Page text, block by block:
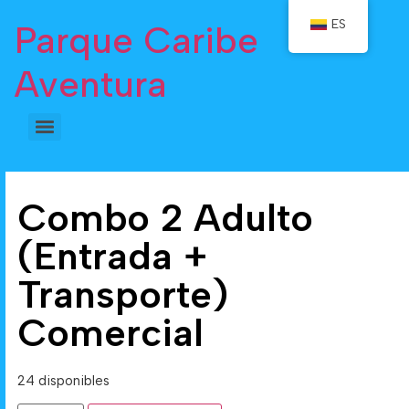
Parque Caribe
Aventura
Combo 2 Adulto
(Entrada +
Transporte)
Comercial
24 disponibles
ES